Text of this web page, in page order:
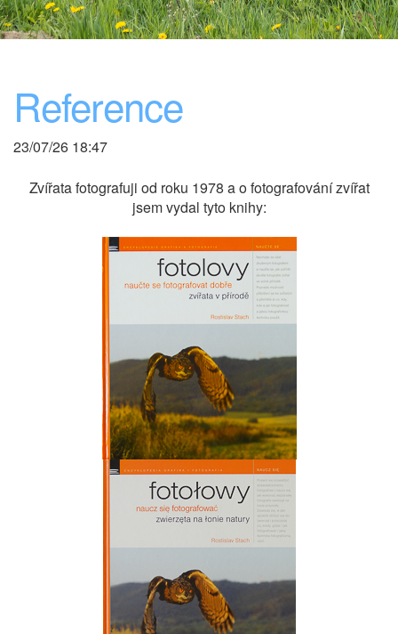
Reference
23/07/26 18:47
Zvířata fotografuji od roku 1978 a o fotografování zvířat
jsem vydal tyto knihy: